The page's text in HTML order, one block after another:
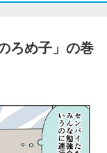
ろめ子」の巻